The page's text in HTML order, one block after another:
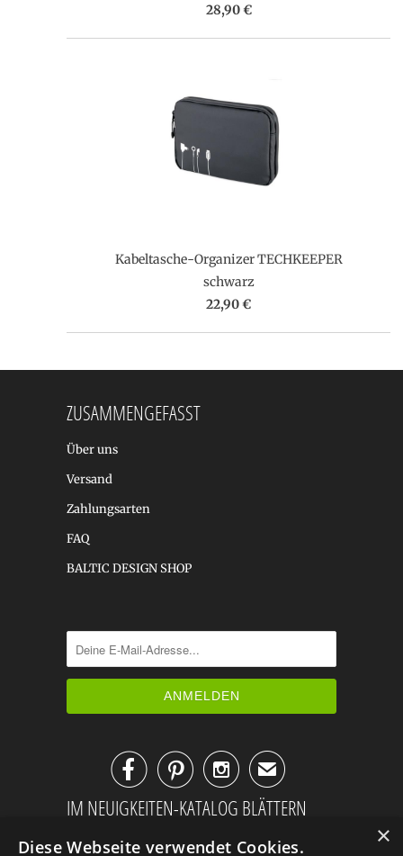
28,90 €
Kabeltasche-Organizer TECHKEEPER
schwarz
22,90 €
ZUSAMMENGEFASST
Über uns
Versand
Zahlungsarten
FAQ
BALTIC DESIGN SHOP
✉
IM NEUIGKEITEN-KATALOG BLÄTTERN
×
Diese Webseite verwendet Cookies.